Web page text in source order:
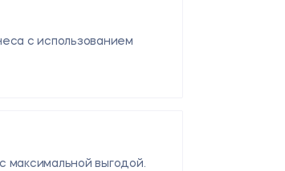
максимальной выгодой.
с использованием